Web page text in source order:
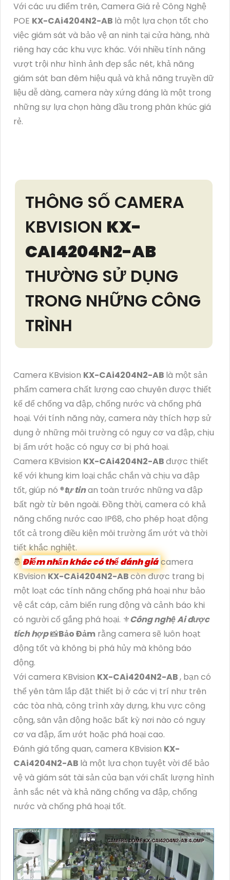
Với các ưu điểm trên, Camera Giá rẻ Công Nghệ
POE KX-CAi4204N2-AB là một lựa chọn tốt cho
việc giám sát và bảo vệ an ninh tại cửa hàng, nhà
riêng hay các khu vực khác. Với nhiều tính năng
vượt trội như hình ảnh đẹp sắc nét, khả năng
giám sát ban đêm hiệu quả và khả năng truyền dữ
liệu dễ dàng, camera này xứng đáng là một trong
những sự lựa chọn hàng đầu trong phân khúc giá
rẻ.
THÔNG SỐ CAMERA
KBVISION KX-
CAI4204N2-AB
THƯỜNG SỬ DỤNG
TRONG NHỮNG CÔNG
TRÌNH
Camera KBvision KX-CAi4204N2-AB là một sản
phẩm camera chất lượng cao chuyên được thiết
kế để chống va đập, chống nước và chống phá
hoại. Với tính năng này, camera này thích hợp sử
dụng ở những môi trường có nguy cơ va đập, chịu
bị ẩm ướt hoặc có nguy cơ bị phá hoại.
Camera KBvision KX-CAi4204N2-ABđược thiết
kế với khung kim loại chắc chắn và chịu va đập
tốt, giúp nó ®️tự tinan toàn trước những va đập
bất ngờ từ bên ngoài. Đồng thời, camera có khả
năng chống nước cao IP68, cho phép hoạt động
tốt cả trong điều kiện môi trường ẩm ướt và thời
tiết khắc nghiệt.
🤴 Điểm nhấn khác có thể đánh giácamera
KBvisionKX-CAi4204N2-ABcòn được trang bị
một loạt các tính năng chống phá hoại như bảo
vệ cắt cáp, cảm biến rung động và cảnh báo khi
có người cố gắng phá hoại. ⚜️Công nghệ Ai được
tích hợp📸Bảo Đảm rằng camera sẽ luôn hoạt
động tốt và không bị phá hủy mà không báo
động.
Với camera KBvision KX-CAi4204N2-AB, bạn có
thể yên tâm lắp đặt thiết bị ở các vị trí như trên
các tòa nhà, công trình xây dựng, khu vực công
cộng, sân vận động hoặc bất kỳ nơi nào có nguy
cơ va đập, ẩm ướt hoặc phá hoại cao.
Đánh giá tổng quan, camera KBvision KX-
CAi4204N2-AB là một lựa chọn tuyệt vời để bảo
vệ và giám sát tài sản của bạn với chất lượng hình
ảnh sắc nét và khả năng chống va đập, chống
nước và chống phá hoại tốt.